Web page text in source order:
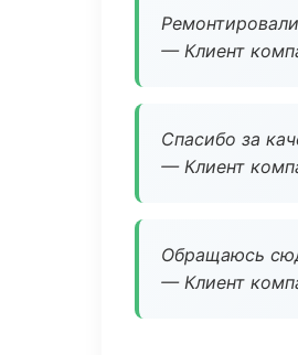
— Клиент
Спасибо за
— Клиент
Обращаюсь
— Клиент